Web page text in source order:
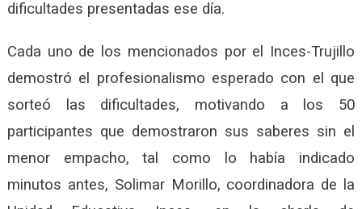
dificultades presentadas ese día.
Cada uno de los mencionados por el Inces-Trujillo
demostró el profesionalismo esperado con el que
sorteó las dificultades, motivando a los 50
participantes que demostraron sus saberes sin el
menor empacho, tal como lo había indicado
minutos antes, Solimar Morillo, coordinadora de la